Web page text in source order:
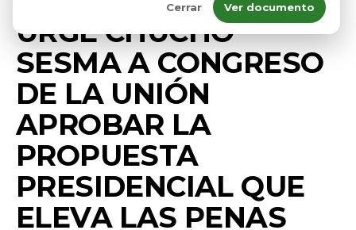
Cerrar Ver documento
URGE CHUCHO
SESMA A CONGRESO
DE LA UNIÓN
APROBAR LA
PROPUESTA
PRESIDENCIAL QUE
ELEVA LAS PENAS